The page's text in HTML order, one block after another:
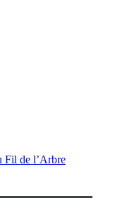
Fil de l’Arbre